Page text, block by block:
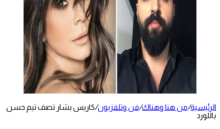
الرئيسية/من هنا وهناك/فن وتلفزيون/كاريس بشار تصف تيم حسن
باللورد